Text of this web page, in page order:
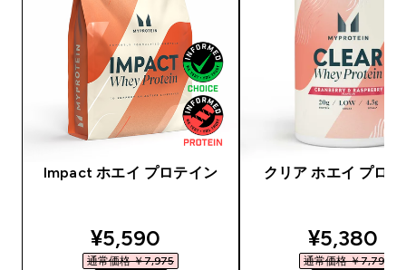
Impact ホエイ プロテイン
discounted price
¥5,590‎
通常価格 ￥7,975‎
クリア ホエイ プロ
¥5,380‎
通常価格 ￥7,790‎